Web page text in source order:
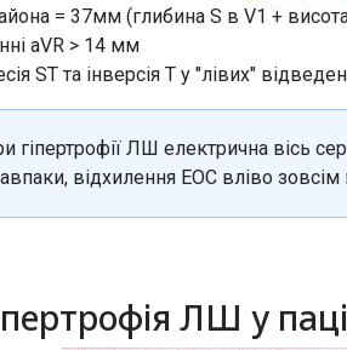
= 37мм (глибина S в V1 +
aVR > 14 мм
ST та інверсія T у "лівих"
гіпертрофії ЛШ електрична
відхилення ЕОС вліво
ЛШ у